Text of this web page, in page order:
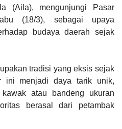
(Aila), mengunjungi Pasar
(18/3), sebagai upaya
budaya daerah sejak
tradisi yang eksis sejak
ini menjadi daya tarik unik,
atau bandeng ukuran
berasal dari petambak